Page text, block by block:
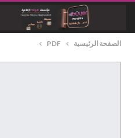
الصفحة الرئيسية PDF